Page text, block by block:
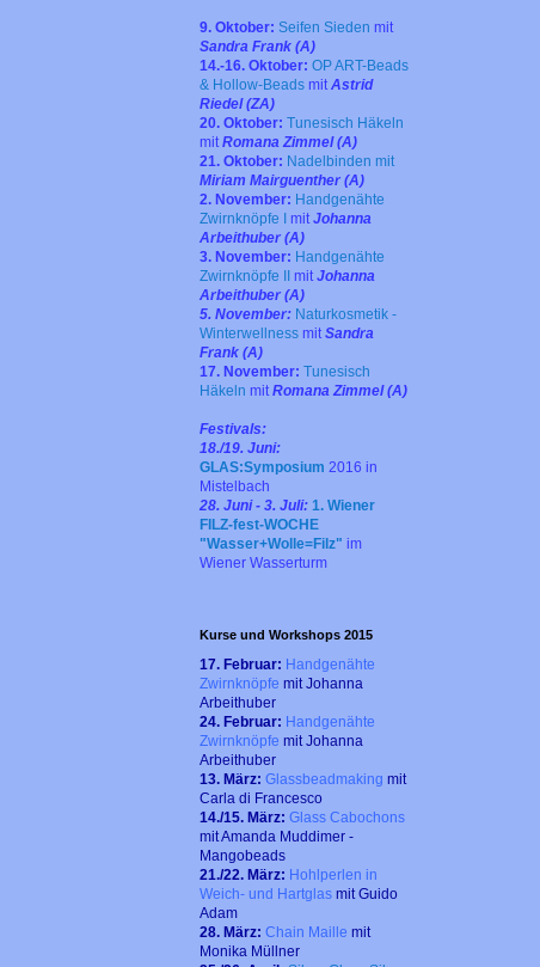
9. Oktober: Seifen Sieden mit
Sandra Frank (A)
14.-16. Oktober: OP ART-Beads
& Hollow-Beads mit Astrid
Riedel (ZA)
20. Oktober: Tunesisch Häkeln
mitRomana Zimmel (A)
21. Oktober: Nadelbinden mit
Miriam Mairguenther (A)
2. November: Handgenähte
Zwirnknöpfe I
mitJohanna
Arbeithuber (A)
3. November: Handgenähte
Zwirnknöpfe II
mitJohanna
Arbeithuber (A)
5. November: Naturkosmetik -
Winterwellness mitSandra
Frank (A)
17. November: Tunesisch
Häkeln mitRomana Zimmel (A)
Festivals:
18./19. Juni:
GLAS:Symposium 2016 in
Mistelbach
28. Juni - 3. Juli: 1. Wiener
FILZ-fest-WOCHE
"Wasser+Wolle=Filz" im
Wiener Wasserturm
Kurse und Workshops 2015
17. Februar: Handgenähte
Zwirnknöpfe mitJohanna
Arbeithuber
24. Februar: Handgenähte
Zwirnknöpfe mitJohanna
Arbeithuber
13. März: Glassbeadmaking mit
Carla di Francesco
14./15. März: Glass Cabochons
mit Amanda Muddimer -
Mangobeads
21./22. März: Hohlperlen in
Weich- und Hartglas mit Guido
Adam
28. März: Chain Maille mit
Monika Müllner